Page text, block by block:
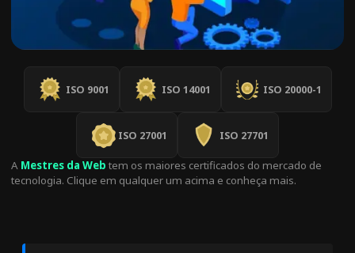
ISO 9001 ISO 14001 ISO 20000-1
ISO 27001 ISO 27701
A Mestres da Web tem os maiores certificados do mercado de
tecnologia. Clique em qualquer um acima e conheça mais.